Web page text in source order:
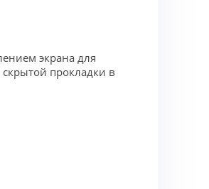
экрана для
прокладки в